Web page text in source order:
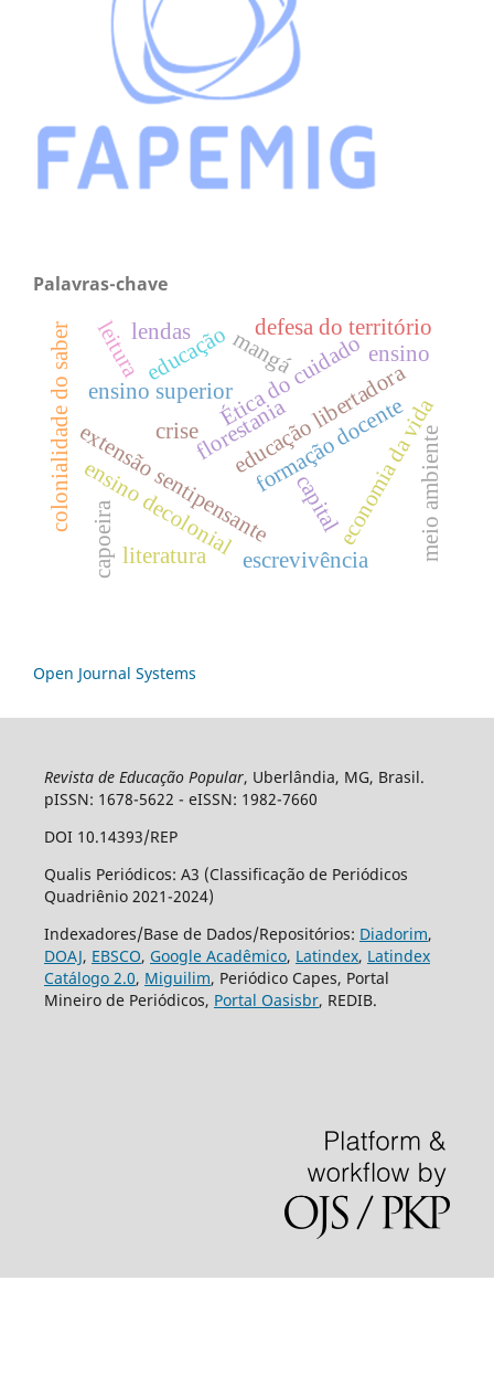
Palavras-chave
extensão sentipensante
colonialidade do saber educação libertadora
florestania
Ética do cuidado
formação docente
ensino superior
defesa do território
economia da vida
crise
capital meio ambiente
ensino decolonial
ensino
escrevivência
literatura
educaçãomangá
leitura
capoeira
lendas
Open Journal Systems
Revista de Educação Popular, Uberlândia, MG, Brasil.
pISSN: 1678-5622 - eISSN: 1982-7660
DOI 10.14393/REP
Qualis Periódicos: A3 (Classificação de Periódicos
Quadriênio 2021-2024)
Indexadores/Base de Dados/Repositórios: Diadorim,
DOAJ, EBSCO, Google Acadêmico, Latindex, Latindex
Catálogo 2.0, Miguilim, Periódico Capes, Portal
Mineiro de Periódicos, Portal Oasisbr, REDIB.